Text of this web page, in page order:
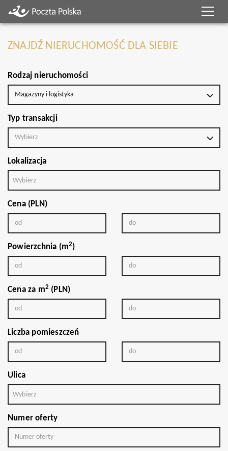
ZNAJDŹ NIERUCHOMOŚĆ DLA SIEBIE
Rodzaj nieruchomości
Magazyny i logistyka
Typ transakcji
Wybierz
Lokalizacja
Wybierz
Cena (PLN)
Powierzchnia (m2)
Cena za m2(PLN)
Liczba pomieszczeń
Ulica
Wybierz
Numer oferty